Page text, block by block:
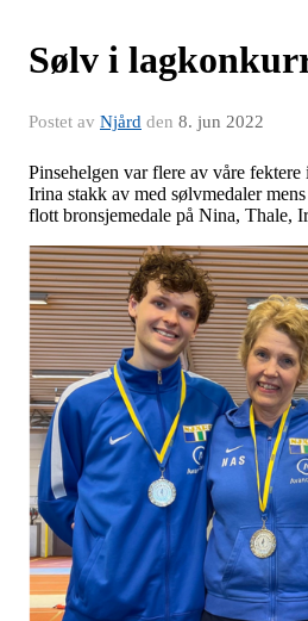
Sølv i
Postet av Njård den 8. jun 2022
Pinsehelgen var flere av våre
Irina stakk av med sølvmedaler
flott bronsjemedale på Nina, Thale,